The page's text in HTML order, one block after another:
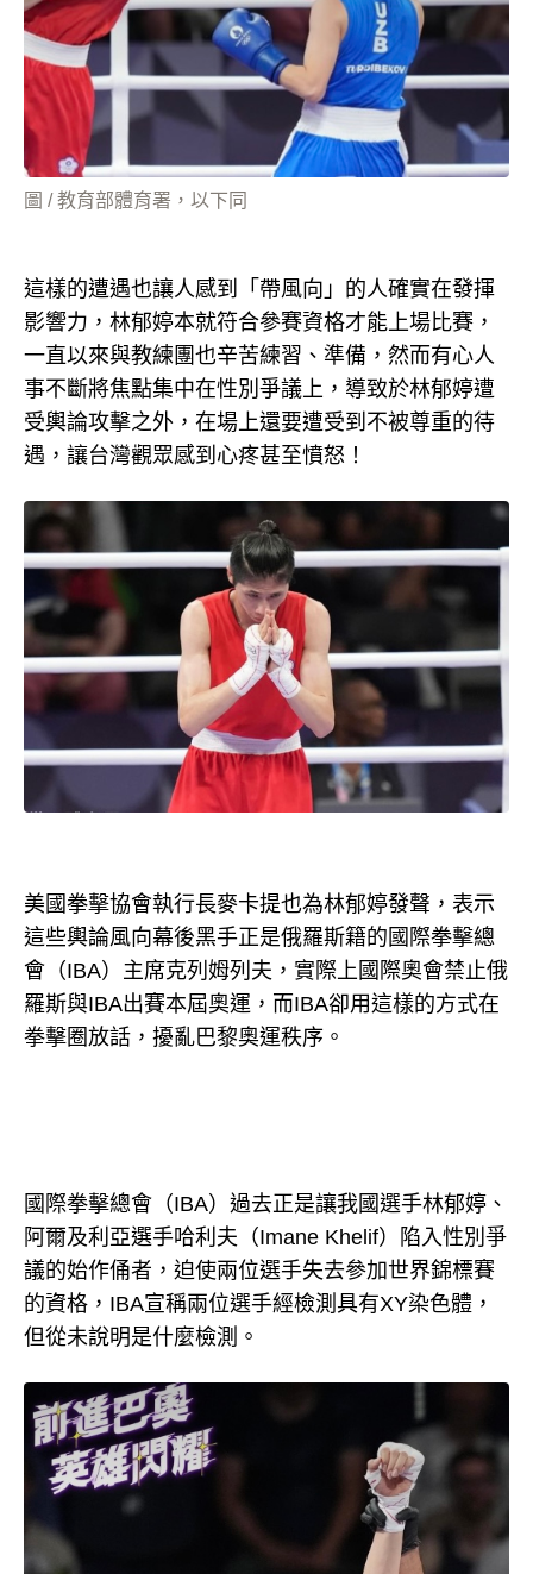
圖 / 教育部體育署，以下同
這樣的遭遇也讓人感到「帶風向」的人確實在發揮
影響力，林郁婷本就符合參賽資格才能上場比賽，
一直以來與教練團也辛苦練習、準備，然而有心人
事不斷將焦點集中在性別爭議上，導致於林郁婷遭
受輿論攻擊之外，在場上還要遭受到不被尊重的待
遇，讓台灣觀眾感到心疼甚至憤怒！
美國拳擊協會執行長麥卡提也為林郁婷發聲，表示
這些輿論風向幕後黑手正是俄羅斯籍的國際拳擊總
會（IBA）主席克列姆列夫，實際上國際奧會禁止俄
羅斯與IBA出賽本屆奧運，而IBA卻用這樣的方式在
拳擊圈放話，擾亂巴黎奧運秩序。
國際拳擊總會（IBA）過去正是讓我國選手林郁婷、
阿爾及利亞選手哈利夫（Imane Khelif）陷入性別爭
議的始作俑者，迫使兩位選手失去參加世界錦標賽
的資格，IBA宣稱兩位選手經檢測具有XY染色體，
但從未說明是什麼檢測。